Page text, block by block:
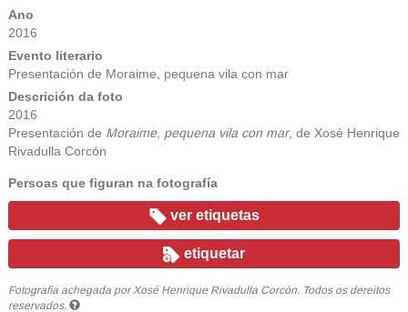
Ano
2016
Evento literario
Presentación de Moraime, pequena vila con mar
Descrición da foto
2016
Presentación de Moraime, pequena vila con mar, de Xosé Henrique
Rivadulla Corcón
Persoas que figuran na fotografía
ver etiquetas
etiquetar
Fotografía achegada por Xosé Henrique Rivadulla Corcón. Todos os dereitos
reservados.